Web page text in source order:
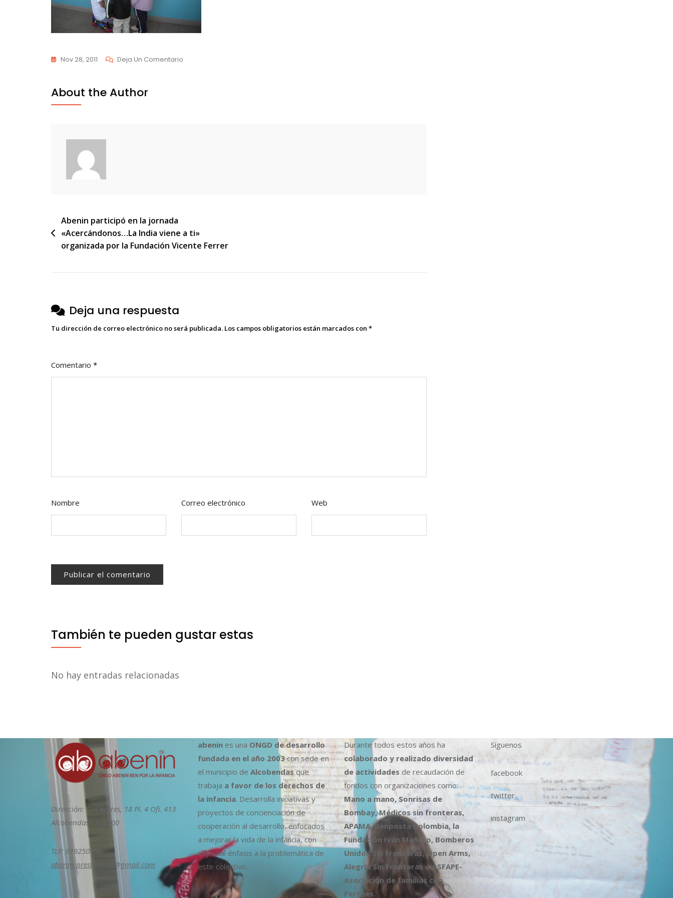
Nov 28, 2011 Deja Un Comentario
About the Author
Navegación
de
entradas
Abenin participó en la jornada
«Acercándonos…La India viene a ti»
organizada por la Fundación Vicente Ferrer
Deja una respuesta
Tu dirección de correo electrónico no será publicada. Los campos obligatorios están marcados con *
Comentario *
Nombre Correo electrónico Web
También te pueden gustar estas
No hay entradas relacionadas
Dirección: C/ Cáceres, 18 Pl. 4 Ofi. 413
Alcobendas CP28100
TLF: 619250138
abenin.presidencia@gmail.com
abenines una ONGD de desarrollo
fundada en el año 2003con sede en
el municipio de Alcobendasque
trabaja a favor de los derechos de
la infancia. Desarrolla iniciativas y
proyectos de concienciación de
cooperación al desarrollo, enfocados
a mejorar la vida de la infancia, con
especial énfasis a la problemática de
este colectivo.
Durante todos estos años ha
colaborado y realizado diversidad
de actividades de recaudación de
fondos con organizaciones como:
Mano a mano, Sonrisas de
Bombay, Médicos sin fronteras,
APAMA, Benposta Colombia, la
Fundación Iván Mañero, Bomberos
Unidos Sin Fronteras, Open Arms,
Alegría Sin Fronteras o ASFAPE-
Asociación de familias con
Perthes.
Síguenos
facebook
twitter
instagram